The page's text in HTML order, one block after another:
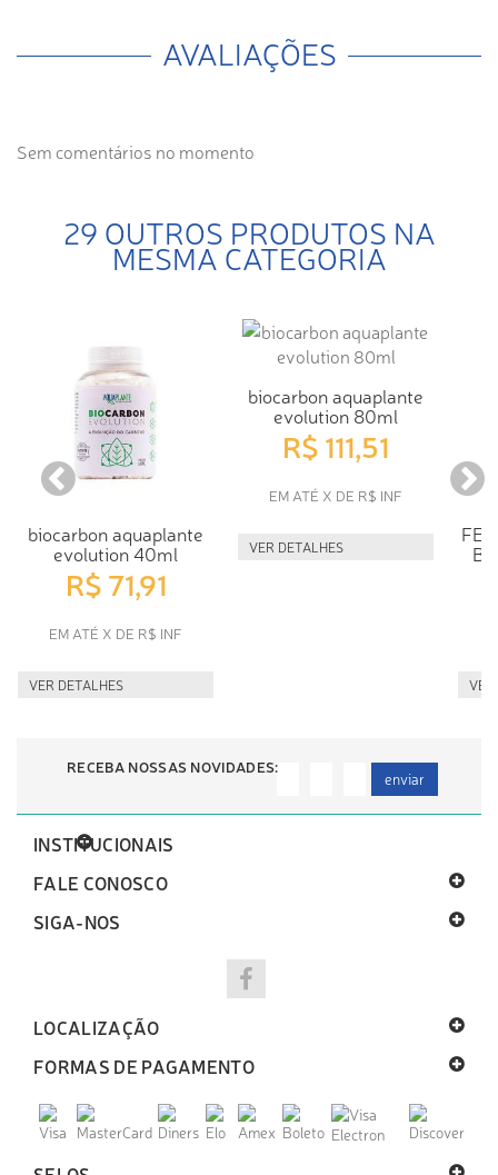
AVALIAÇÕES
Sem comentários no momento
29 OUTROS PRODUTOS NA
MESMA CATEGORIA
biocarbon aquaplante
evolution 40ml
R$ 71,91
EM ATÉ X DE R$ INF
VER DETALHES
biocarbon aquaplante
evolution 80ml
R$ 111,51
EM ATÉ X DE R$ INF
VER DETALHES
VER
RECEBA NOSSAS NOVIDADES:
enviar
INSTITUCIONAIS
FALE CONOSCO
SIGA-NOS
LOCALIZAÇÃO
FORMAS DE PAGAMENTO